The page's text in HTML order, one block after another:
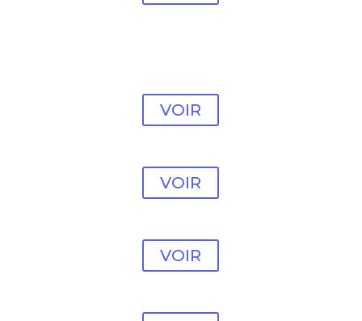
VOIR
Modèle vente en ligne
VOIR
Modèle vente en ligne
VOIR
Modèle vente en ligne